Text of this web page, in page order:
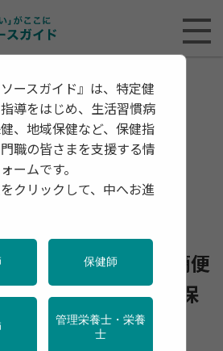
わずか5つの質問で簡便
予備群も分かる 保
ソースガイド』は、特定健
導をはじめ、生活習慣病
、地域保健など、保健指
職の皆さまを支援する情
ームです。
クリックして、中へお進
保健師
管理栄養士・栄養
士